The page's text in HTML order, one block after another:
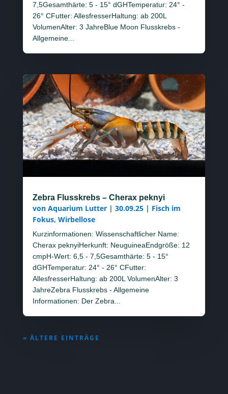
7,5Gesamthärte: 5 - 15° dGHTemperatur: 24° -
26° CFutter: AllesfresserHaltung: ab 200L
VolumenAlter: 3 JahreBlue Moon Flusskrebs -
Allgemeine...
Zebra Flusskrebs – Cherax peknyi
von Aquarium Lutter| 30.09.25| Fisch im
Fokus, Wirbellose
Kurzinformationen: Wissenschaftlicher Name:
Cherax peknyiHerkunft: NeuguineaEndgröße: 12
cmpH-Wert: 6,5 - 7,5Gesamthärte: 5 - 15°
dGHTemperatur: 24° - 26° CFutter:
AllesfresserHaltung: ab 200L VolumenAlter: 3
JahreZebra Flusskrebs - Allgemeine
Informationen: Der Zebra...
« ÄLTERE EINTRÄGE